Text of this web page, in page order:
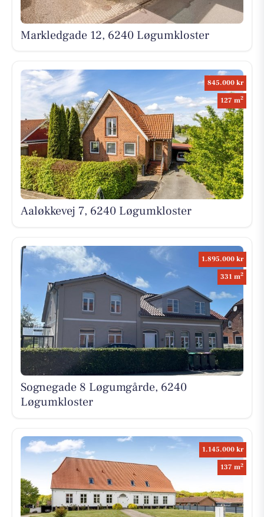
Markledgade 12, 6240 Løgumkloster
845.000 kr
127 m2
Aaløkkevej 7, 6240 Løgumkloster
1.895.000 kr
331 m2
Sognegade 8 Løgumgårde, 6240
Løgumkloster
1.145.000 kr
137 m2